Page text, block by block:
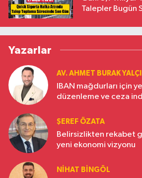
Talepler Bugün
Yazarlar
AV. AHMET BURAK
IBAN mağdurları için
düzenleme ve ceza
ŞEREF ÖZATA
Belirsizlikten rekabet
yeni ekonomi vizyonu
NIHAT BINGÖL